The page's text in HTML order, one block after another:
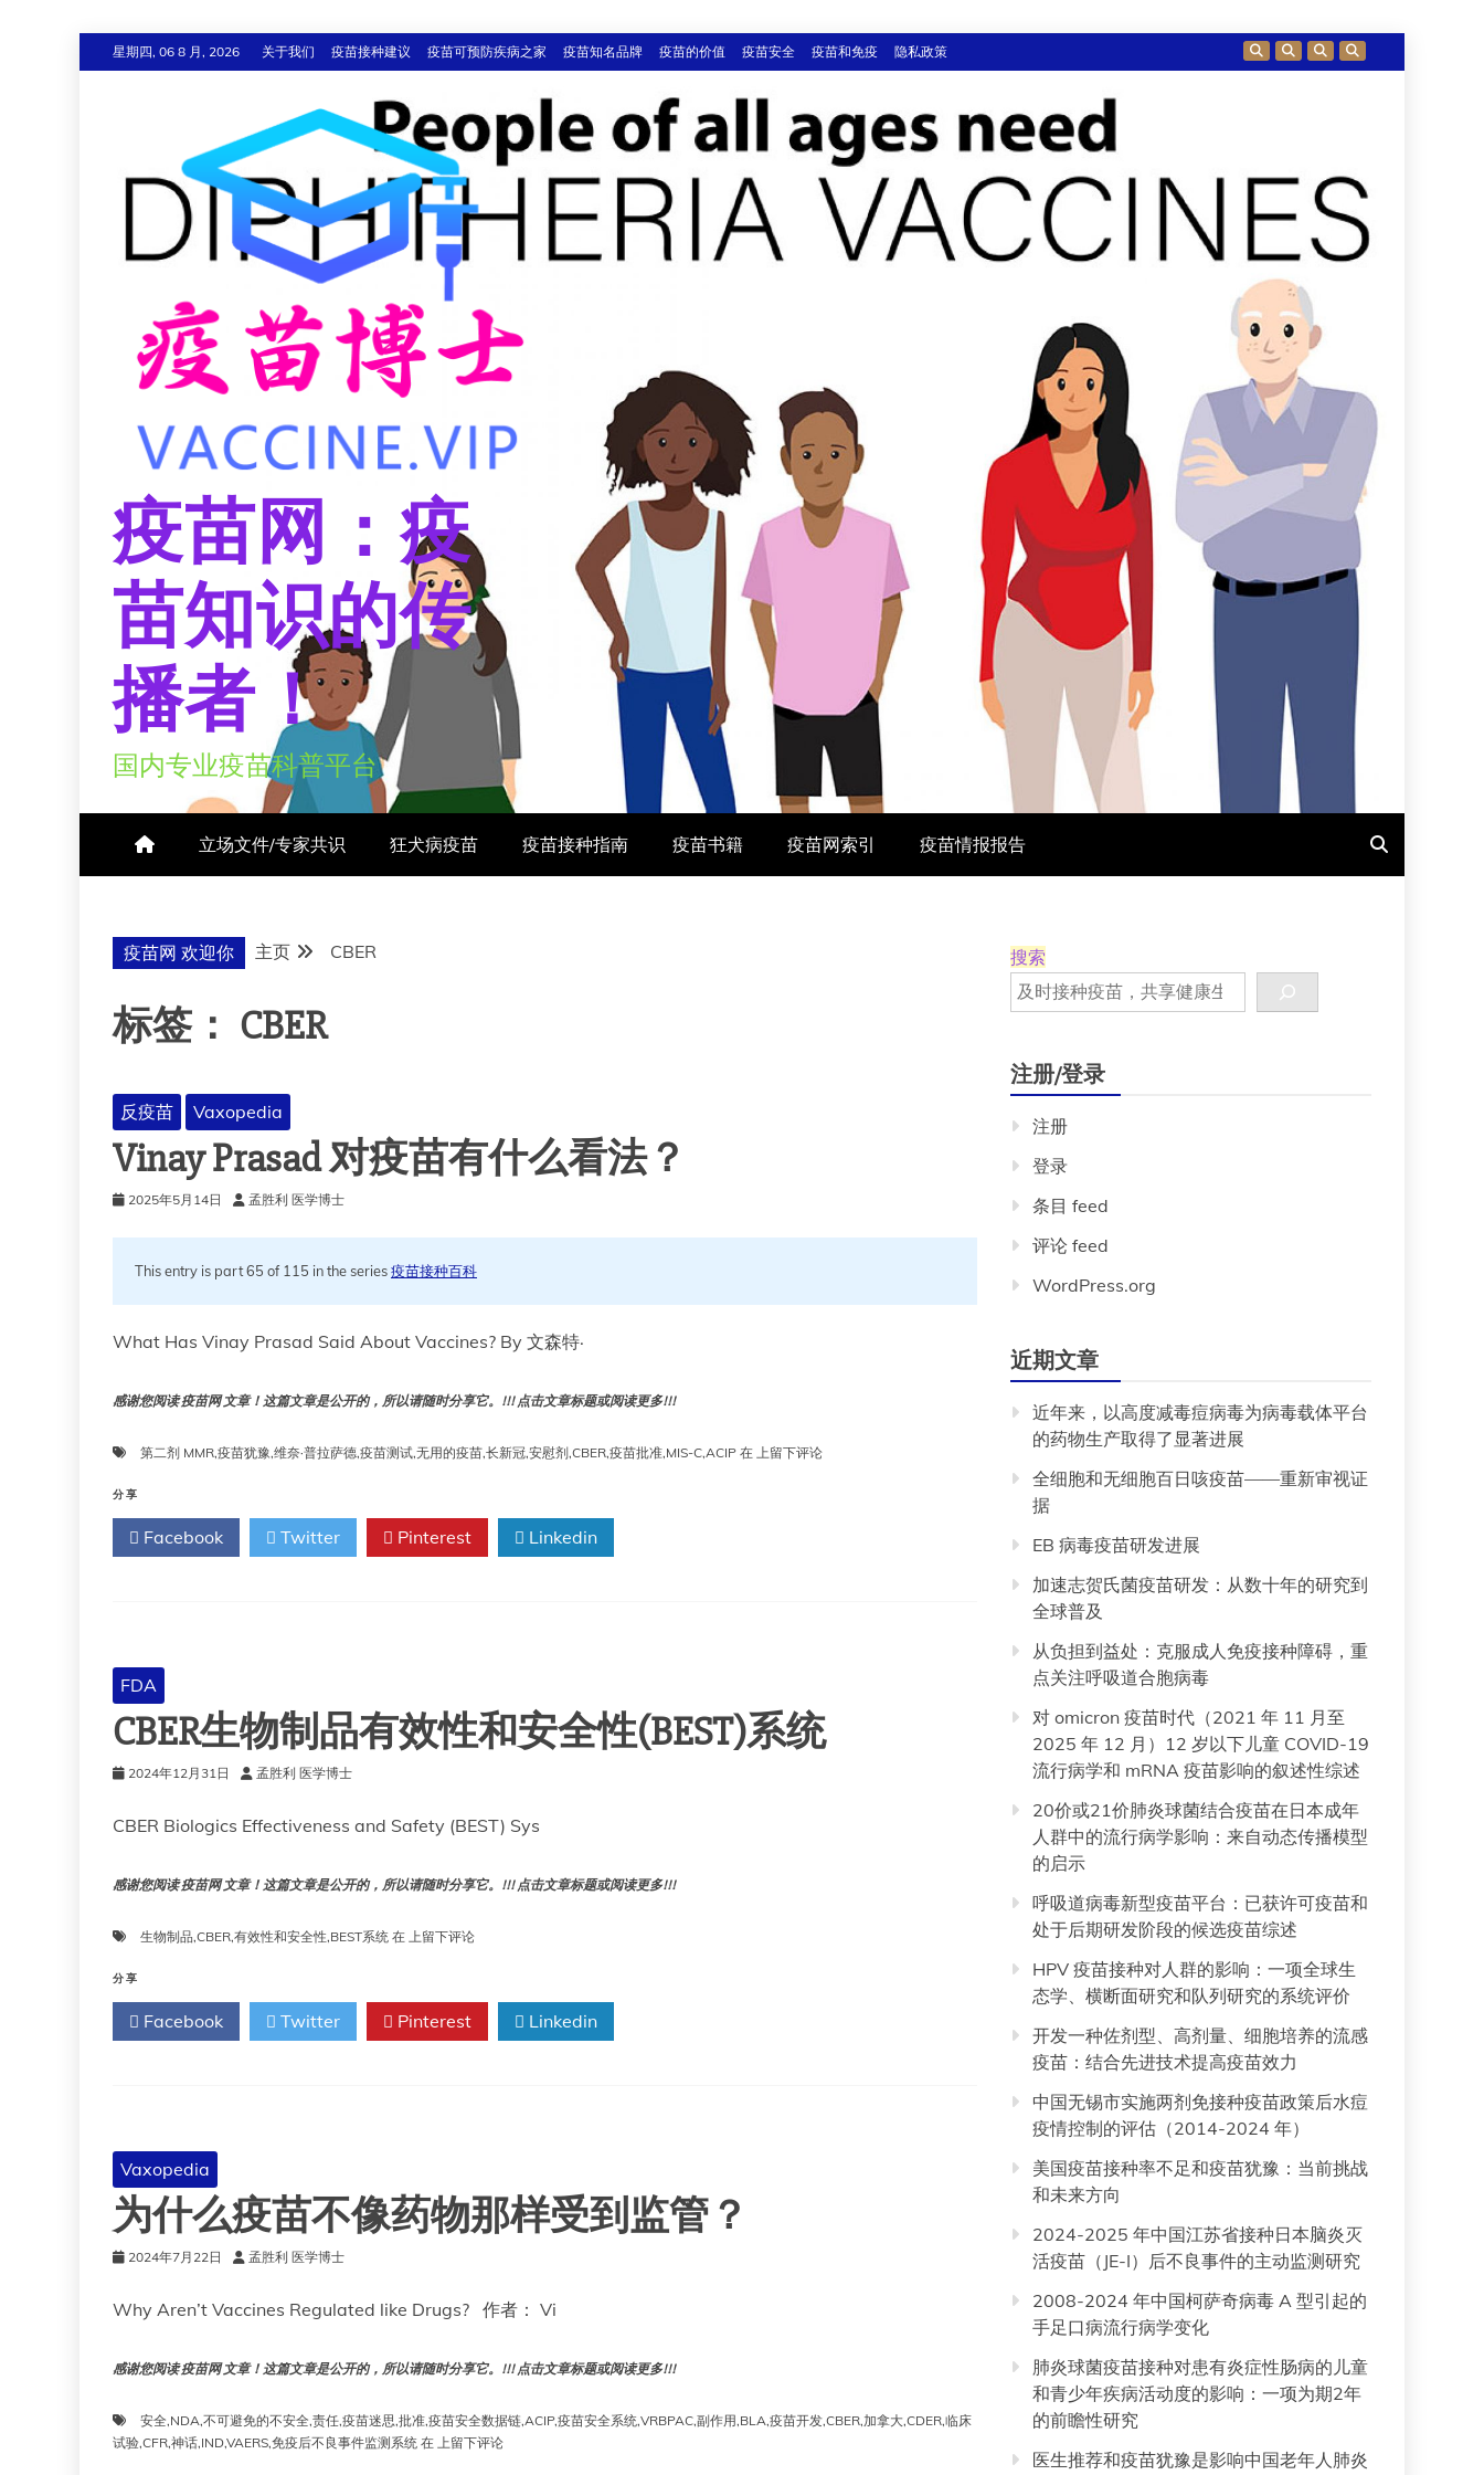
至
星期四, 06 8 月, 2026 关于我们 疫苗接种建议 疫苗可预防疾病之家 疫苗知名品牌 疫苗的价值 疫苗安全 疫苗和免疫 隐私政策
疫苗网：疫
苗知识的传
播者！
国内专业疫苗科普平台
立场文件/专家共识 狂犬病疫苗 疫苗接种指南 疫苗书籍 疫苗网索引 疫苗情报报告
疫苗网 欢迎你 主页 CBER
标签： CBER
反疫苗 Vaxopedia
Vinay Prasad 对疫苗有什么看法？
2025年5月14日 孟胜利 医学博士
This entry is part 65 of 115 in the series疫苗接种百科
What Has Vinay Prasad Said About Vaccines? By 文森特·
感谢您阅读 疫苗网 文章！这篇文章是公开的，所以请随时分享它。!!! 点击文章标题或阅读更多!!!
第二剂 MMR,疫苗犹豫,维奈·普拉萨德,疫苗测试,无用的疫苗,长新冠,安慰剂,CBER,疫苗批准,MIS-C,ACIP 在 Vinay
上留下评论
分享
Facebook Twitter Pinterest Linkedin
FDA
CBER生物制品有效性和安全性(BEST)系统
2024年12月31日 孟胜利 医学博士
CBER Biologics Effectiveness and Safety (BEST) Sys
感谢您阅读 疫苗网 文章！这篇文章是公开的，所以请随时分享它。!!! 点击文章标题或阅读更多!!!
生物制品,CBER,有效性和安全性,BEST系统 在 CBER
制
品
有
(BEST)
系
上留下评论
分享
Facebook Twitter Pinterest Linkedin
Vaxopedia
为什么疫苗不像药物那样受到监管？
2024年7月22日 孟胜利 医学博士
Why Aren’t Vaccines Regulated like Drugs? 作者： Vi
感谢您阅读 疫苗网 文章！这篇文章是公开的，所以请随时分享它。!!! 点击文章标题或阅读更多!!!
安全,NDA,不可避免的不安全,责任,疫苗迷思,批准,疫苗安全数据链,ACIP,疫苗安全系统,VRBPAC,副作用,BLA,疫苗开发,CBER,加拿大,CDER,临床
试验,CFR,神话,IND,VAERS,免疫后不良事件监测系统 在 为
上留下评论
搜索
注册/登录
注册
登录
条目 feed
评论 feed
WordPress.org
近期文章
近年来，以高度减毒痘病毒为病毒载体平台
的药物生产取得了显著进展
全细胞和无细胞百日咳疫苗——重新审视证
据
EB 病毒疫苗研发进展
加速志贺氏菌疫苗研发：从数十年的研究到
全球普及
从负担到益处：克服成人免疫接种障碍，重
点关注呼吸道合胞病毒
对 omicron 疫苗时代（2021 年 11 月至
2025 年 12 月）12 岁以下儿童 COVID-19
流行病学和 mRNA 疫苗影响的叙述性综述
20价或21价肺炎球菌结合疫苗在日本成年
人群中的流行病学影响：来自动态传播模型
的启示
呼吸道病毒新型疫苗平台：已获许可疫苗和
处于后期研发阶段的候选疫苗综述
HPV 疫苗接种对人群的影响：一项全球生
态学、横断面研究和队列研究的系统评价
开发一种佐剂型、高剂量、细胞培养的流感
疫苗：结合先进技术提高疫苗效力
中国无锡市实施两剂免接种疫苗政策后水痘
疫情控制的评估（2014-2024 年）
美国疫苗接种率不足和疫苗犹豫：当前挑战
和未来方向
2024-2025 年中国江苏省接种日本脑炎灭
活疫苗（JE-I）后不良事件的主动监测研究
2008-2024 年中国柯萨奇病毒 A 型引起的
手足口病流行病学变化
肺炎球菌疫苗接种对患有炎症性肠病的儿童
和青少年疾病活动度的影响：一项为期2年
的前瞻性研究
医生推荐和疫苗犹豫是影响中国老年人肺炎